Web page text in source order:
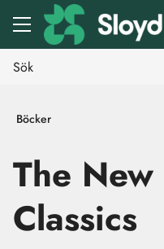
Gå till huvudinnehåll
Böcker
The
Classics